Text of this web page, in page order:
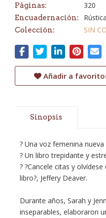
Páginas: 320
Encuadernación: Rústica
Colección: SIN
Añadir a
Sinopsis
? Una voz femenina
? Un libro trepidante y
? ?Cancele citas y
libro?, Jeffery Deaver.
Durante años, Sarah y
inseparables, elaboraron